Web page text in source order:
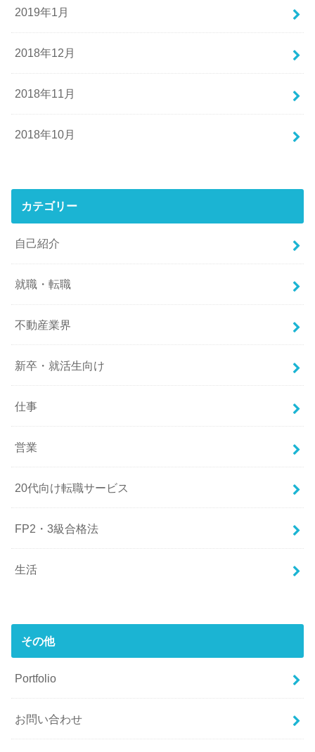
2019年1月
2018年12月
2018年11月
2018年10月
カテゴリー
自己紹介
就職・転職
不動産業界
新卒・就活生向け
仕事
営業
20代向け転職サービス
FP2・3級合格法
生活
その他
Portfolio
お問い合わせ